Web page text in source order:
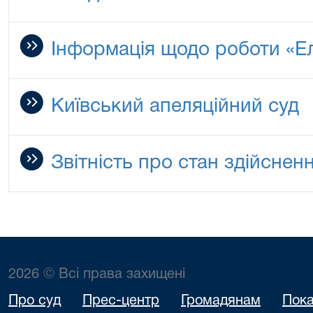
Інформація щодо роботи
Київський апеляційний суд
Звітність про стан
2026 © Всі права захищені
Про суд Прес-центр Громадянам